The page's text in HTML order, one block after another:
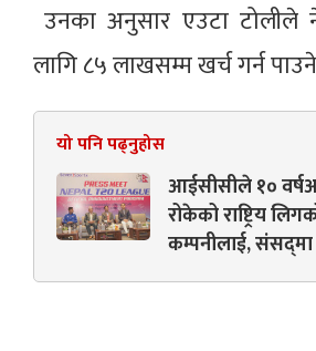
उनका अनुसार एउटा टोलीले
लागि ८५ लाखसम्म खर्च गर्न
यो पनि पढ्नुहोस
आईसीसीले १०
रोकेको राष्ट्रिय
कम्पनीलाई, संसद्‍मा